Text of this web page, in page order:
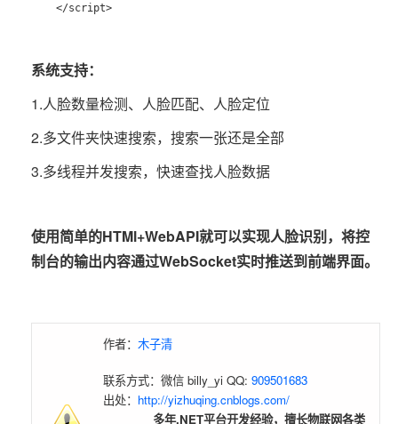
系统支持：
1.人脸数量检测、人脸匹配、人脸定位
2.多文件夹快速搜索，搜索一张还是全部
3.多线程并发搜索，快速查找人脸数据
使用简单的HTMl+WebAPI就可以实现人脸识别，将控
制台的输出内容通过WebSocket实时推送到前端界面。
作者： 木子清
联系方式：微信 billy_yi QQ: 909501683
出处： http://yizhuqing.cnblogs.com/
多年.NET平台开发经验，擅长物联网各类